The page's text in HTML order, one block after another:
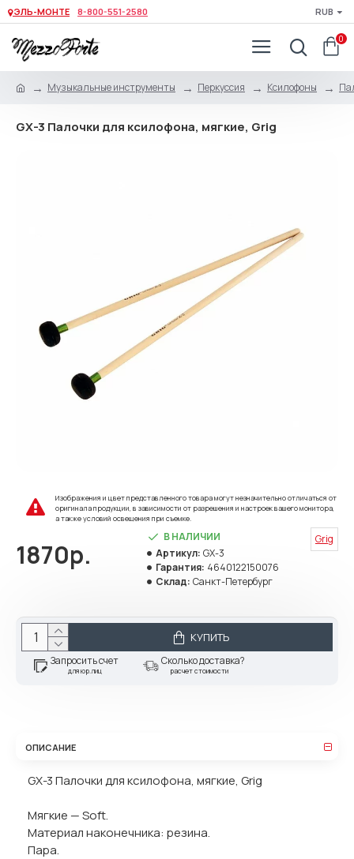
ЭЛЬ-МОНТЕ 8-800-551-2580 RUB
0
Музыкальные инструменты Перкуссия Ксилофоны
GX-3 Палочки для ксилофона, мягкие, Grig
Изображения и цвет представленного товара могут незначительно отличаться от
оригинала продукции, в зависимости от разрешения и настроек вашего монитора,
а также условий освещения при съемке.
1870р.
В НАЛИЧИИ
Артикул: GX-3
Гарантия: 4640122150076
Склад: Санкт-Петербург
Grig
КУПИТЬ
Запросить счет
для юр.лиц
Сколько доставка?
расчет стоимости
ОПИСАНИЕ
GX-3 Палочки для ксилофона, мягкие, Grig
Мягкие — Soft.
Материал наконечника: резина.
Пара.